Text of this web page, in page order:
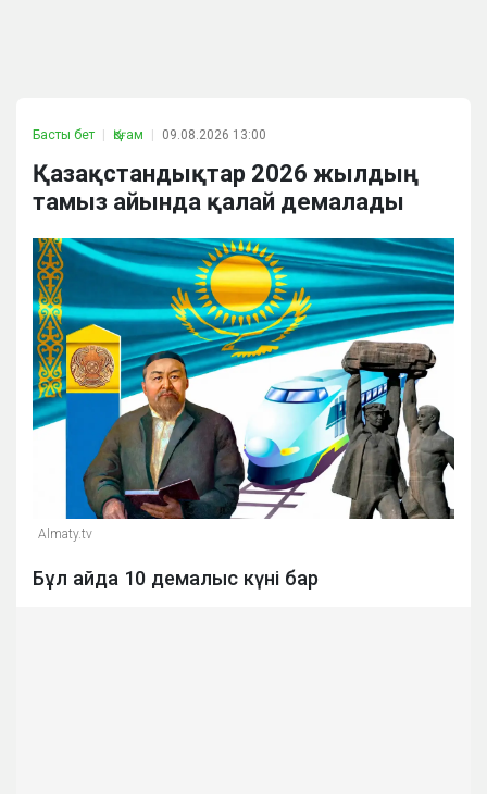
Басты бет Қоғам 09.08.2026 13:00
Қазақстандықтар 2026 жылдың
тамыз айында қалай демалады
Almaty.tv
Бұл айда 10 демалыс күні бар